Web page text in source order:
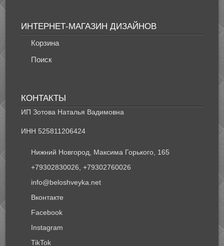
ИНТЕРНЕТ-МАГАЗИН ДИЗАЙНОВ
Корзина
Поиск
КОНТАКТЫ
ИП Зотова Наталья Вадимовна
ИНН 525811206424
Нижний Новгород, Максима Горького, 165
+79302830026, +79302760026
info@beloshveyka.net
Вконтакте
Facebook
Instagram
TikTok